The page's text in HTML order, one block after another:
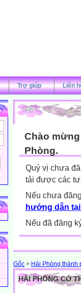
Trợ giúp Liên
Chào
Phòng.
Quý vị chưa
tải được các
Nếu chưa
hướng dẫn
Nếu đã đăng
Gốc > Hải Phòng thành
HẢI PHÒNG CÓ